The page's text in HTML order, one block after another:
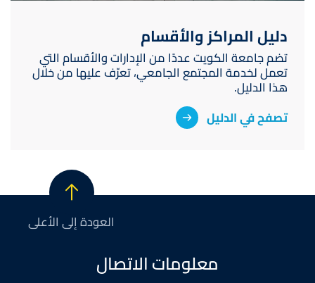
دليل المراكز والأقسام
تضم جامعة الكويت عددًا من الإدارات والأقسام التي
تعمل لخدمة المجتمع الجامعي، تعرّف عليها من خلال
هذا الدليل.
تصفح في الدليل
العودة إلى الأعلى
معلومات الاتصال